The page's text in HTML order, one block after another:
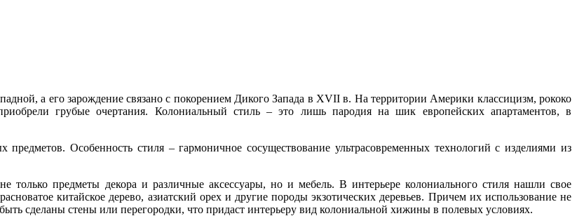
а его зарождение связано с покорением Дикого Запада в XVII в. На территории Америки классицизм, рококо
грубые очертания. Колониальный стиль – это лишь пародия на шик европейских апартаментов, в
Особенность стиля – гармоничное сосуществование ультрасовременных технологий с изделиями из
только предметы декора и различные аксессуары, но и мебель. В интерьере колониального стиля нашли свое
китайское дерево, азиатский орех и другие породы экзотических деревьев. Причем их использование не
сделаны стены или перегородки, что придаст интерьеру вид колониальной хижины в полевых условиях.